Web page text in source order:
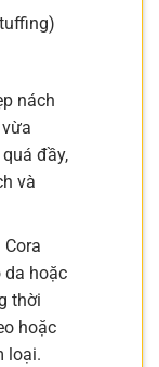
nách
đầy,
và
da hoặc
thời
hoặc
loại.